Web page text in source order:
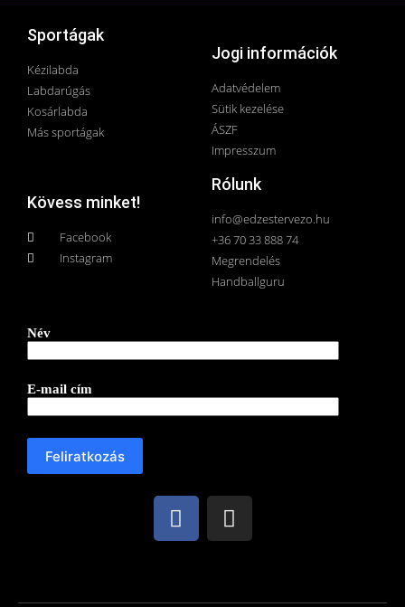
Sportágak
Kézilabda
Labdarúgás
Kosárlabda
Más sportágak
Jogi információk
Adatvédelem
Sütik kezelése
ÁSZF
Impresszum
Kövess minket!
Facebook
Instagram
Rólunk
info@edzestervezo.hu
+36 70 33 888 74
Megrendelés
Handballguru
Név
E-mail cím